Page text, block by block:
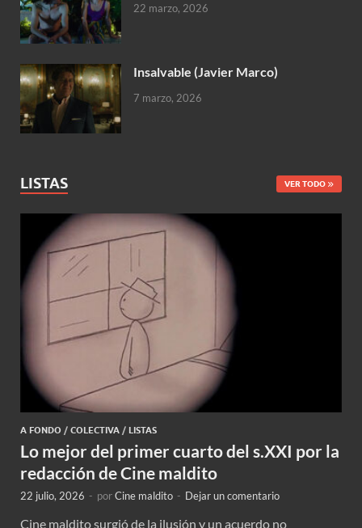
22 marzo, 2026
Insalvable (Javier Marco)
7 marzo, 2026
LISTAS VER TODO
A FONDO / COLECTIVA / LISTAS
Lo mejor del primer cuarto del s.XXI por la
redacción de Cine maldito
22 julio, 2026 - porCine maldito - Dejar un comentario
Cine maldito surgió de la ilusión y un acuerdo no